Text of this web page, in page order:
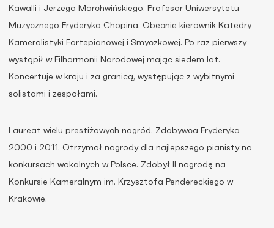
Kawalli i Jerzego Marchwińskiego. Profesor Uniwersytetu
Muzycznego Fryderyka Chopina. Obecnie kierownik Katedry
Kameralistyki Fortepianowej i Smyczkowej. Po raz pierwszy
wystąpił w Filharmonii Narodowej mając siedem lat.
Koncertuje w kraju i za granicą, występując z wybitnymi
solistami i zespołami.
Laureat wielu prestiżowych nagród. Zdobywca Fryderyka
2000 i 2011. Otrzymał nagrody dla najlepszego pianisty na
konkursach wokalnych w Polsce. Zdobył II nagrodę na
Konkursie Kameralnym im. Krzysztofa Pendereckiego w
Krakowie.